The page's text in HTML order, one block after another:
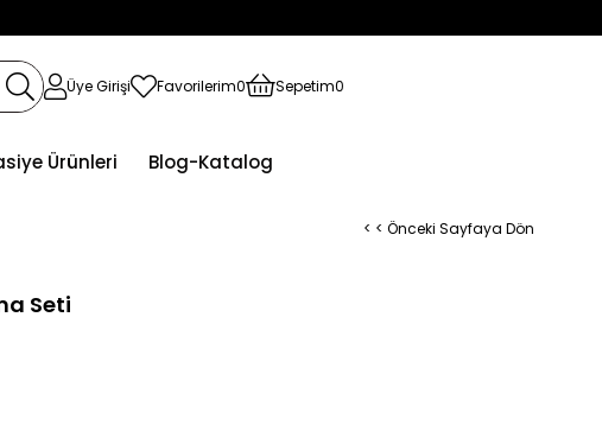
Üye Girişi Favorilerim0 Sepetim0
Ürünleri Blog-Katalog
< < Önceki Sayfaya Dön
Seti